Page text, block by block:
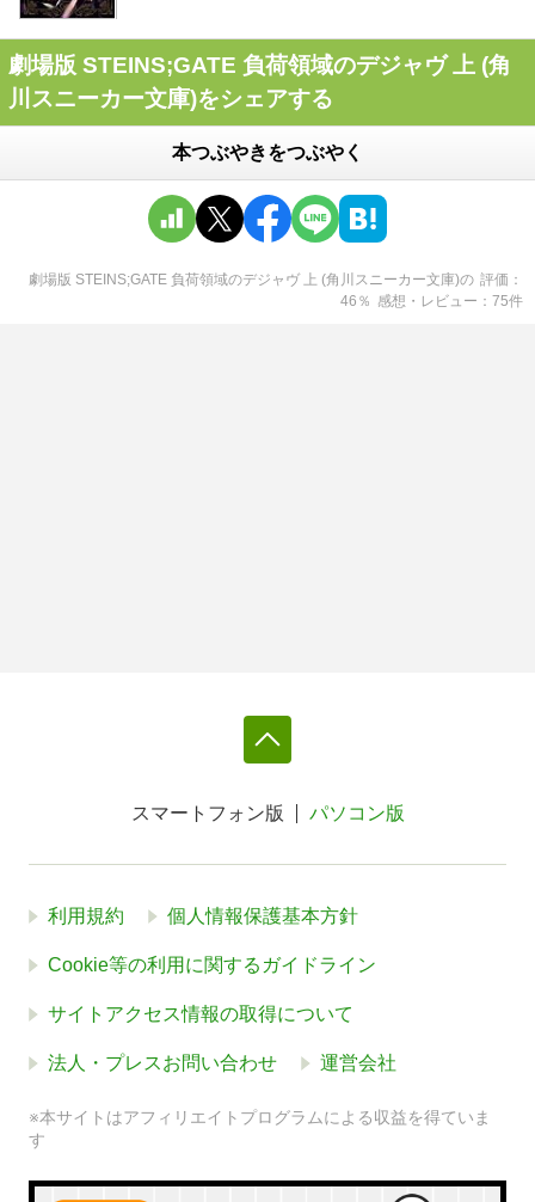
劇場版 STEINS;GATE 負荷領域のデジャヴ 上 (角
川スニーカー文庫)をシェアする
本つぶやきをつぶやく
劇場版 STEINS;GATE 負荷領域のデジャヴ 上 (角川スニーカー文庫)の 評価
46 ％ 感想・レビュー 75件
スマートフォン版 パソコン版
利用規約 個人情報保護基本方針
Cookie等の利用に関するガイドライン
サイトアクセス情報の取得について
法人・プレスお問い合わせ 運営会社
※本サイトはアフィリエイトプログラムによる収益を得ていま
す